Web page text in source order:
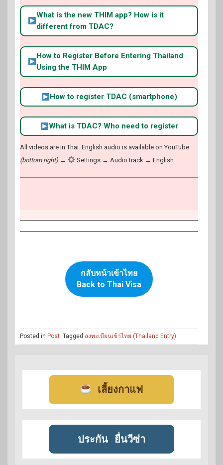
What is the new THIM app? How is it
different from TDAC?
How to Register Before Entering Thailand
Using the THIM App
How to register TDAC (smartphone)
What is TDAC? Who need to register
All videos are in Thai. English audio is available on YouTube
(bottom right) → Settings → Audio track → English
กลับหน้าเข้าไทย
Back to Thai Visa
Posted in Post Tagged ลงทะเบียนเข้าไทย (Thailand Entry)
เลี้ยงกาแฟ
ประกัน ยื่นวีซ่า